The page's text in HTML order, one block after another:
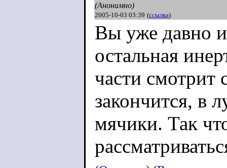
(Анонимно)
2005-10-03 03:39 (ссылка)
Вы уже давно
остальная
части смотрит
закончится, в
мячики. Так